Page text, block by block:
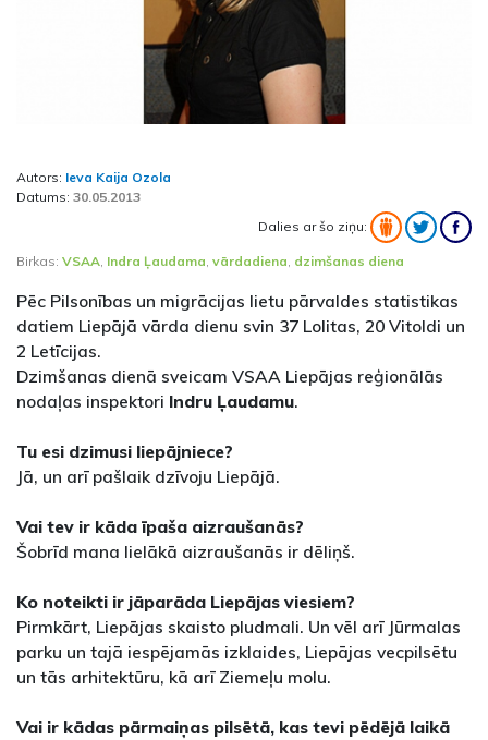
Autors: Ieva Kaija Ozola
Datums: 30.05.2013
Dalies ar šo ziņu:
Birkas: VSAA, Indra Ļaudama, vārdadiena, dzimšanas diena
Pēc Pilsonības un migrācijas lietu pārvaldes statistikas
datiem Liepājā vārda dienu svin 37 Lolitas, 20 Vitoldi un
2 Letīcijas.
Dzimšanas dienā sveicam VSAA Liepājas reģionālās
nodaļas inspektori Indru Ļaudamu.
Tu esi dzimusi liepājniece?
Jā, un arī pašlaik dzīvoju Liepājā.
Vai tev ir kāda īpaša aizraušanās?
Šobrīd mana lielākā aizraušanās ir dēliņš.
Ko noteikti ir jāparāda Liepājas viesiem?
Pirmkārt, Liepājas skaisto pludmali. Un vēl arī Jūrmalas
parku un tajā iespējamās izklaides, Liepājas vecpilsētu
un tās arhitektūru, kā arī Ziemeļu molu.
Vai ir kādas pārmaiņas pilsētā, kas tevi pēdējā laikā